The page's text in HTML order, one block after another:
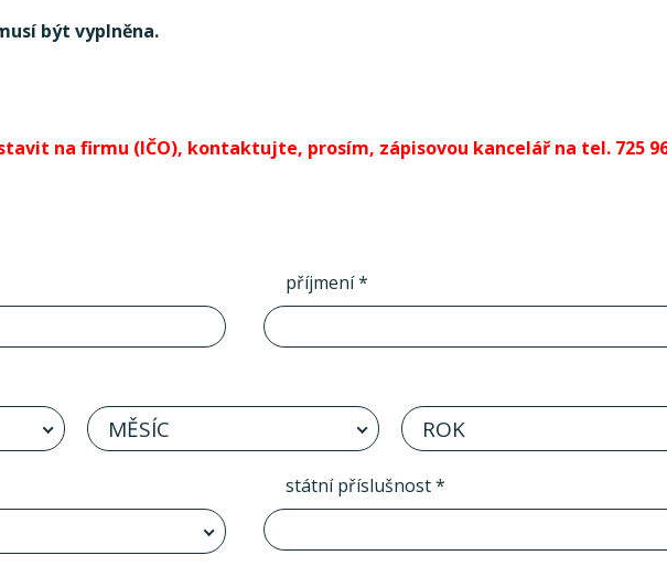
být vyplněna.
na firmu (IČO), kontaktujte, prosím, zápisovou kancelář na tel. 725
příjmení *
MĚSÍC ROK
státní příslušnost *